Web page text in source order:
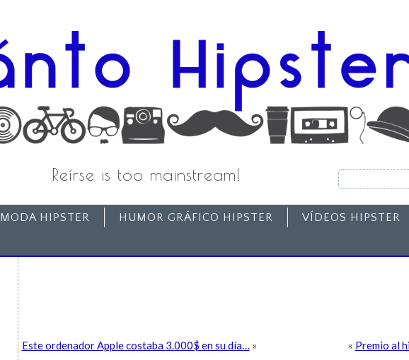
Reírse is too mainstream!
MODA HIPSTER HUMOR GRÁFICO HIPSTER
VÍDEOS HIPSTER
Este ordenador Apple costaba 3.000$ en su día… » « Premio al